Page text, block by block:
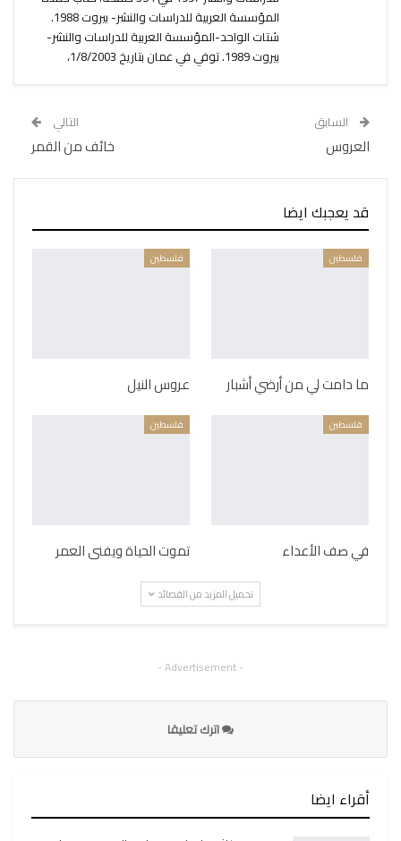
المؤسسة العربية للدراسات والنشر- بيروت 1988.
شتات الواحد-المؤسسة العربية للدراسات والنشر-
بيروت 1989. توفي في عمان بتاريخ 1/8/2003،
السابق
العروس
التالي
خائف من القمر
قد يعجبك ايضا
فلسطين
ما دامت لي من أرضي أشبار
فلسطين
عروس النيل
فلسطين
في صف الأعداء
فلسطين
تموت الحياة ويفنى العمر
تحميل المزيد من القصائد
- Advertisement -
اترك تعليقا
أقراء ايضا